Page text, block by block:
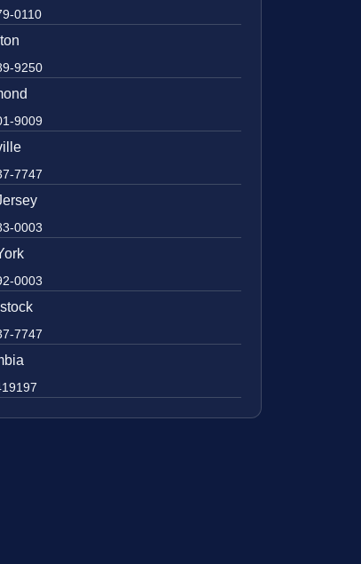
0110
9250
9009
7747
0003
0003
7747